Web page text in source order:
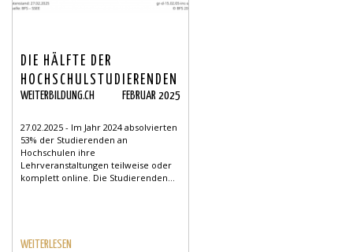
DIE HÄLFTE DER
HOCHSCHULSTUDIERENDEN
NAHM 2024 ONLINE AM
WEITERBILDUNG.CH FEBRUAR 2025
27.02.2025 - Im Jahr 2024 absolvierten
53% der Studierenden an
Hochschulen ihre
Lehrveranstaltungen teilweise oder
komplett online. Die Studierenden...
WEITERLESEN